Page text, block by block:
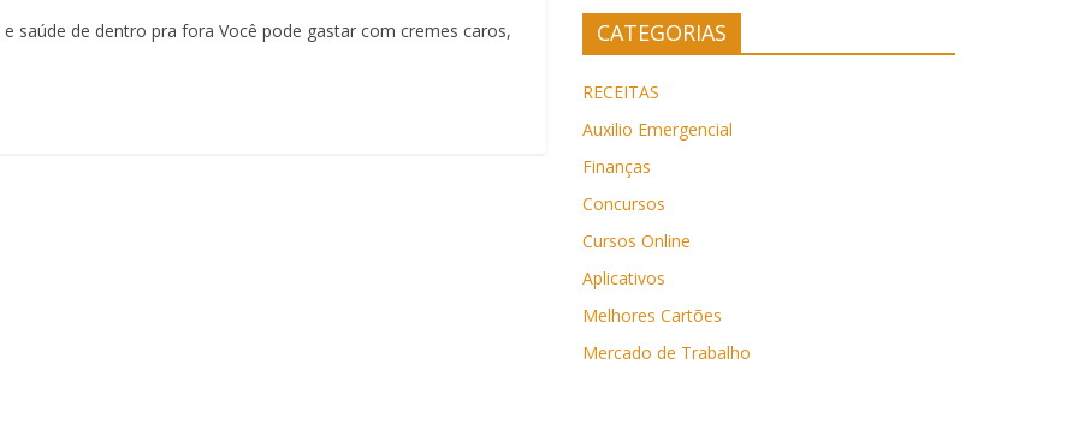
saúde de dentro pra fora Você pode gastar com cremes caros,
CATEGORIAS
RECEITAS
Auxilio Emergencial
Finanças
Concursos
Cursos Online
Aplicativos
Melhores Cartões
Mercado de Trabalho